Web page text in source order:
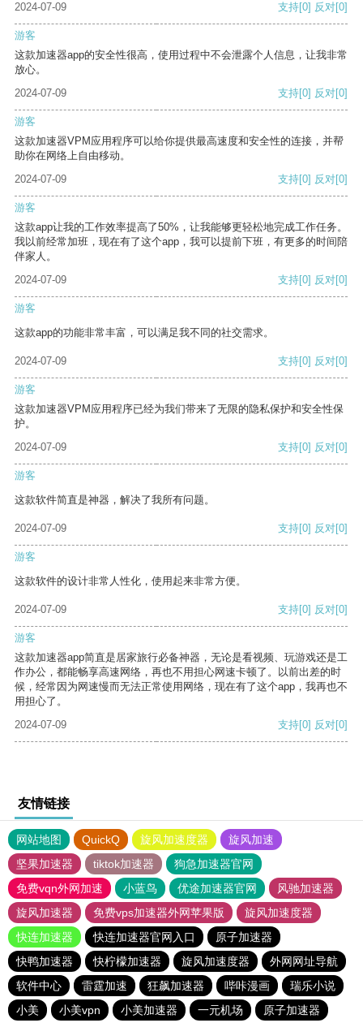
2024-07-09 支持[0] 反对[0]
游客
这款加速器app的安全性很高，使用过程中不会泄露个人信息，让我非常
放心。
2024-07-09
支持[0] 反对[0]
游客
这款加速器VPM应用程序可以给你提供最高速度和安全性的连接，并帮
助你在网络上自由移动。
2024-07-09
支持[0] 反对[0]
游客
这款app让我的工作效率提高了50%，让我能够更轻松地完成工作任务。
我以前经常加班，现在有了这个app，我可以提前下班，有更多的时间陪
伴家人。
2024-07-09
支持[0] 反对[0]
游客
这款app的功能非常丰富，可以满足我不同的社交需求。
2024-07-09 支持[0] 反对[0]
游客
这款加速器VPM应用程序已经为我们带来了无限的隐私保护和安全性保
护。
2024-07-09
支持[0] 反对[0]
游客
这款软件简直是神器，解决了我所有问题。
2024-07-09 支持[0] 反对[0]
游客
这款软件的设计非常人性化，使用起来非常方便。
2024-07-09 支持[0] 反对[0]
游客
这款加速器app简直是居家旅行必备神器，无论是看视频、玩游戏还是工
作办公，都能畅享高速网络，再也不用担心网速卡顿了。以前出差的时
候，经常因为网速慢而无法正常使用网络，现在有了这个app，我再也不
用担心了。
2024-07-09
支持[0] 反对[0]
友情链接
网站地图 QuickQ 旋风加速度器
旋风加速
坚果加速器
tiktok加速器
狗急加速器官网
免费vqn外网加速
小蓝鸟 优途加速器官网
风驰加速器
旋风加速器
免费vps加速器外网苹果版
旋风加速度器
快连加速器
快连加速器官网入口
原子加速器
快鸭加速器
快柠檬加速器 旋风加速度器
外网网址导航
软件中心
雷霆加速 狂飙加速器 哔咔漫画
瑞乐小说
小美
小美vpn 小美加速器 一元机场 原子加速器